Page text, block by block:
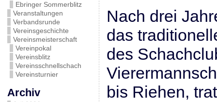
Ebringer Sommerblitz
Veranstaltungen
Verbandsrunde
Vereinsgeschichte
Vereinsmeisterschaft
Vereinpokal
Vereinsblitz
Vereinsschnellschach
Vereinsturnier
Archiv
Nach drei
das
des
bis Riehen,